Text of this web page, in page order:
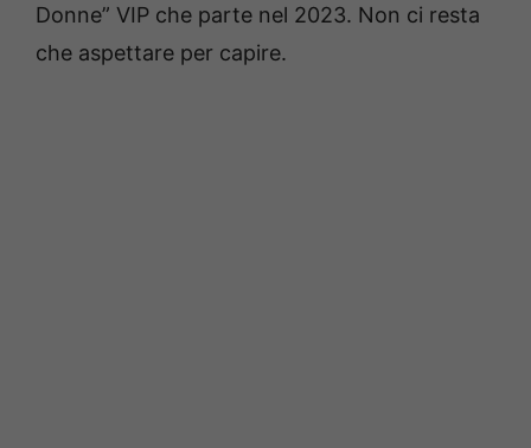
Donne” VIP che parte nel 2023. Non ci resta
che aspettare per capire.